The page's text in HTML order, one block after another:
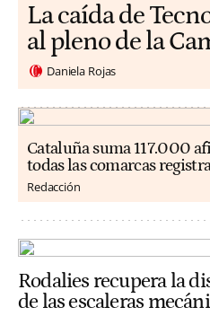
La caída de
al pleno de la
Daniela Rojas
Cataluña suma 117.000
todas las comarcas
Redacción
Rodalies recupera la
de las escaleras